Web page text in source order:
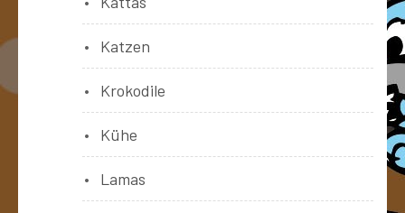
Katzen
Krokodile
Kühe
Lamas